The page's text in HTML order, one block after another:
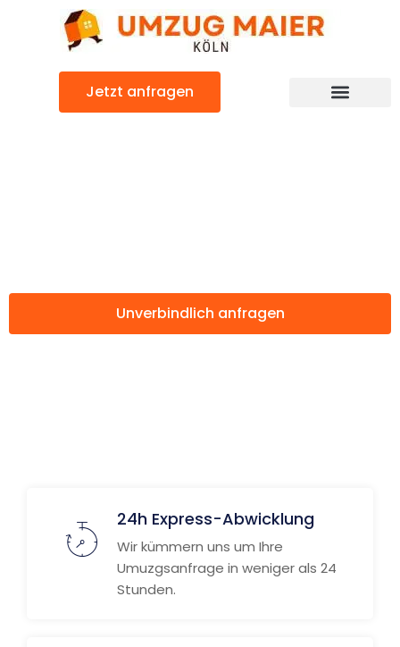
Jetzt anfragen
Unverbindlich anfragen
24h Express-Abwicklung
Wir kümmern uns um Ihre
Umuzgsanfrage in weniger als 24
Stunden.